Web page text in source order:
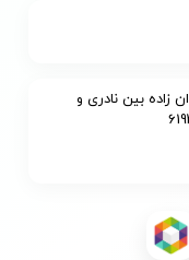
زاده بین نادری و